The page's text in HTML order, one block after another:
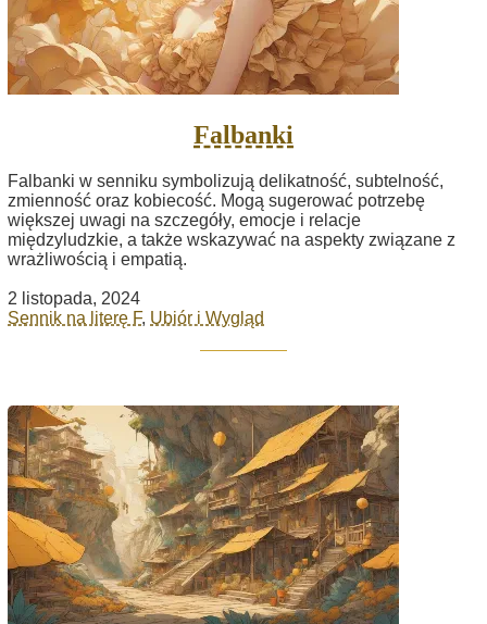
Falbanki
Falbanki w senniku symbolizują delikatność, subtelność,
zmienność oraz kobiecość. Mogą sugerować potrzebę
większej uwagi na szczegóły, emocje i relacje
międzyludzkie, a także wskazywać na aspekty związane z
wrażliwością i empatią.
2 listopada, 2024
Sennik na literę F, Ubiór i Wygląd